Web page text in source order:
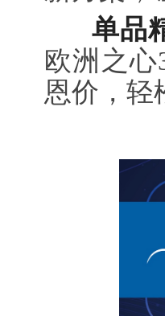
单品
欧洲之
恩价，轻